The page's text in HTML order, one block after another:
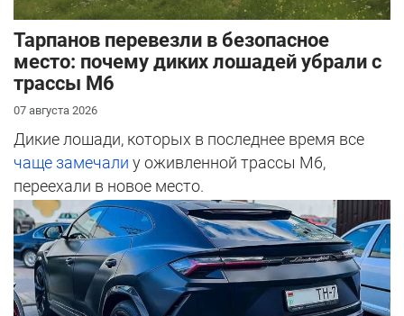
Тарпанов перевезли в безопасное
место: почему диких лошадей убрали с
трассы М6
07 августа 2026
Дикие лошади, которых в последнее время все
чаще замечали у оживленной трассы М6,
переехали в новое место.